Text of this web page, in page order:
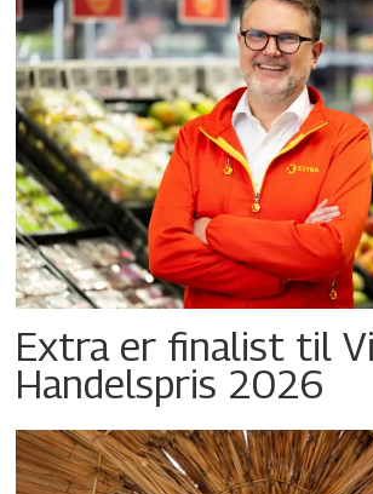
Extra er finalist til
Handelspris 2026